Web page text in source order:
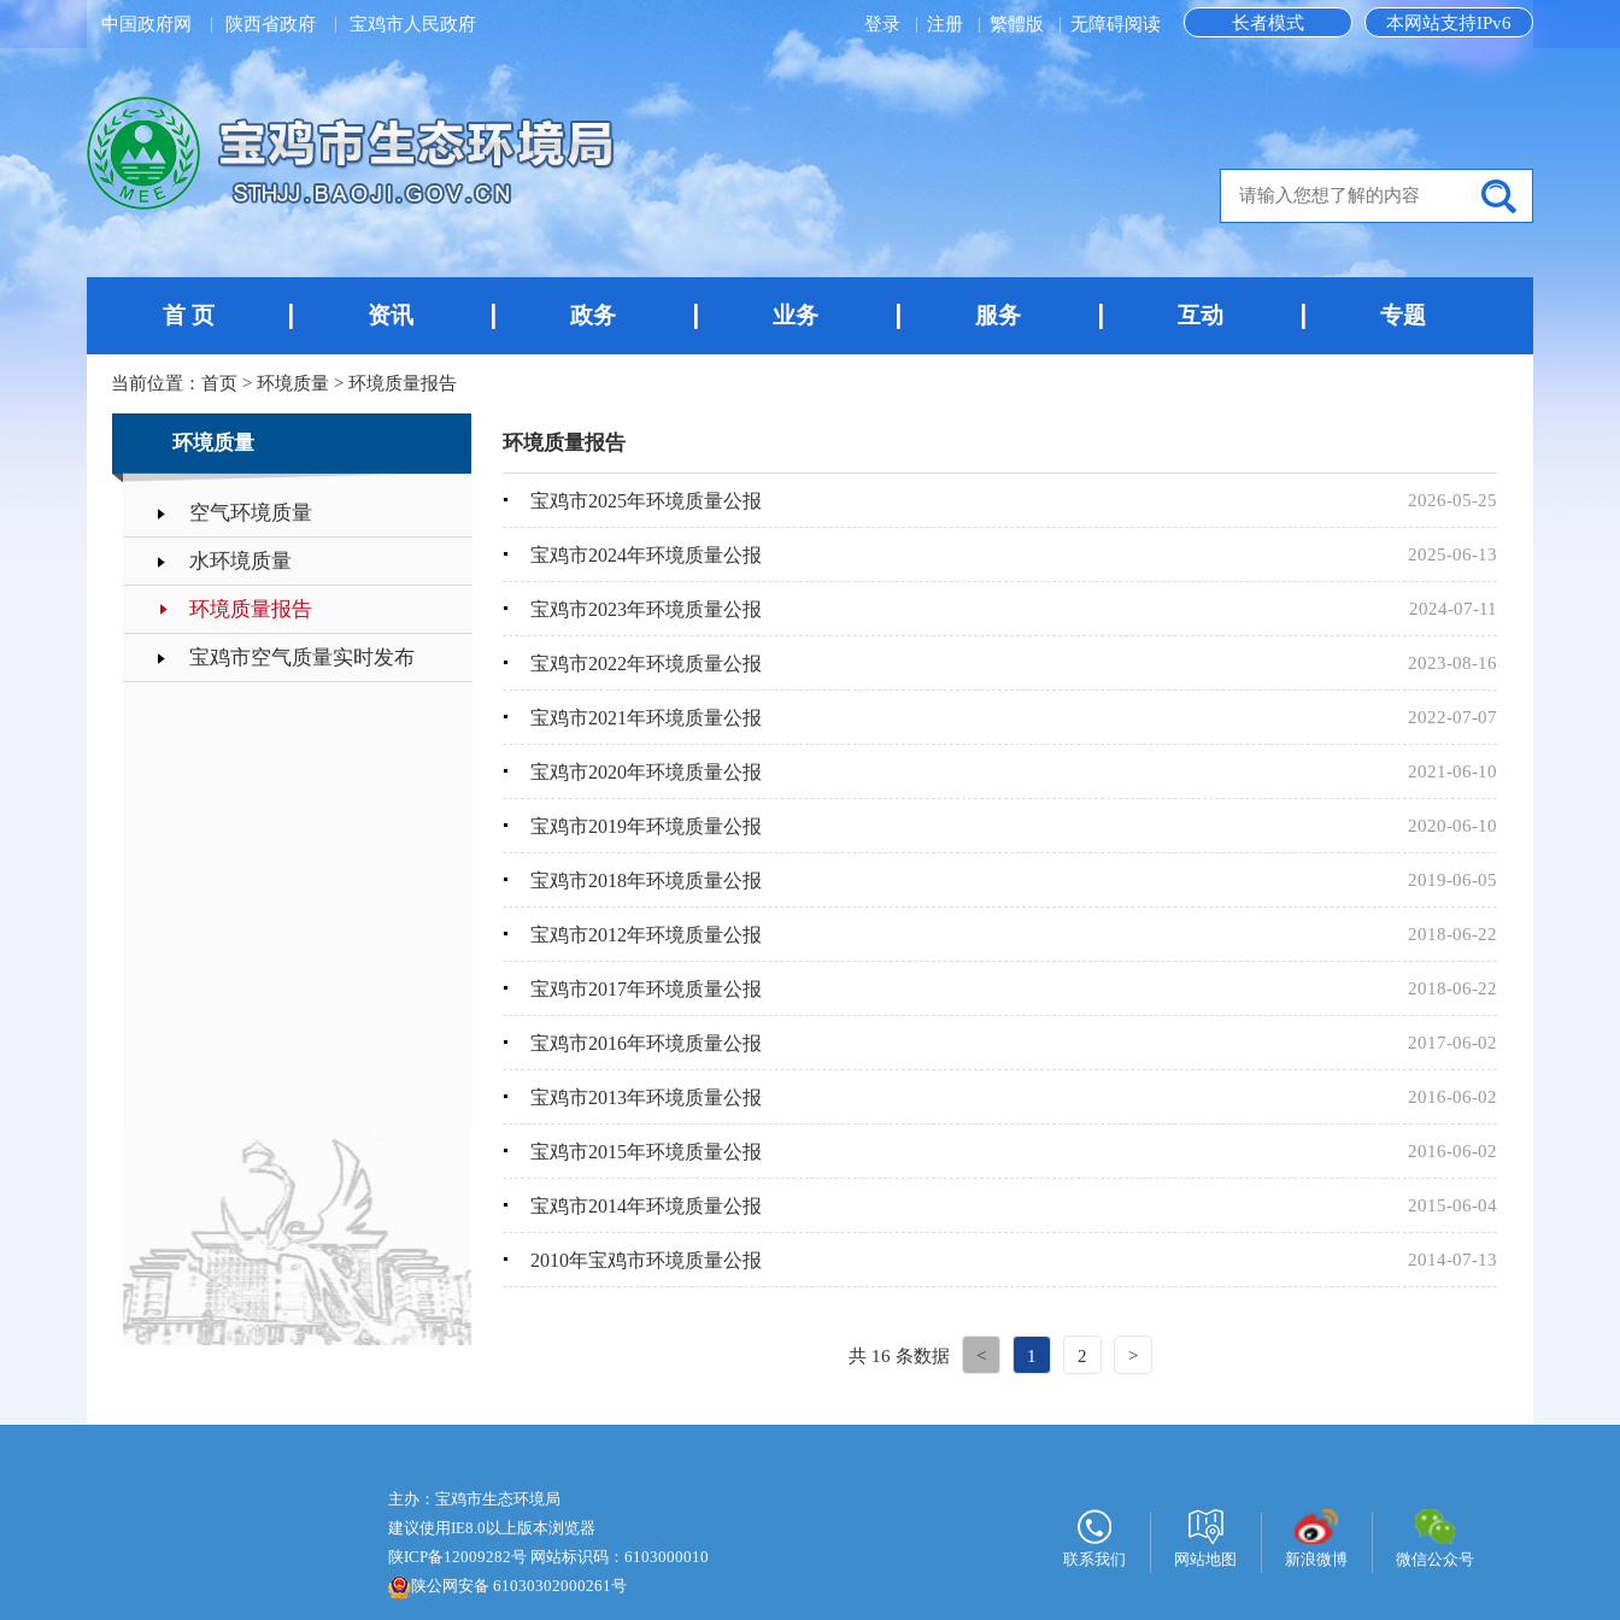
中国政府网 陕西省政府 宝鸡市人民政府 本网站支持IPv6
长者模式
登录 注册 繁體版 无障碍阅读
首 页 资讯 政务 业务 服务 互动 专题
当前位置： 首页 > 环境质量 > 环境质量报告
环境质量
空气环境质量
水环境质量
环境质量报告
宝鸡市空气质量实时发布
环境质量报告
宝鸡市2025年环境质量公报 2026-05-25
宝鸡市2024年环境质量公报 2025-06-13
宝鸡市2023年环境质量公报 2024-07-11
宝鸡市2022年环境质量公报 2023-08-16
宝鸡市2021年环境质量公报 2022-07-07
宝鸡市2020年环境质量公报 2021-06-10
宝鸡市2019年环境质量公报 2020-06-10
宝鸡市2018年环境质量公报 2019-06-05
宝鸡市2012年环境质量公报 2018-06-22
宝鸡市2017年环境质量公报 2018-06-22
宝鸡市2016年环境质量公报 2017-06-02
宝鸡市2013年环境质量公报 2016-06-02
宝鸡市2015年环境质量公报 2016-06-02
宝鸡市2014年环境质量公报 2015-06-04
2010年宝鸡市环境质量公报 2014-07-13
共 16 条数据 < 1 2 >
主办：宝鸡市生态环境局
建议使用IE8.0以上版本浏览器
陕ICP备12009282号 网站标识码：6103000010
陕公网安备 61030302000261号
联系我们 网站地图 新浪微博 微信公众号